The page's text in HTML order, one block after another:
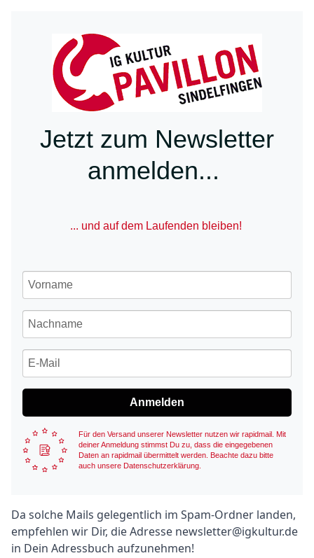
Jetzt zum Newsletter
anmelden...
... und auf dem Laufenden bleiben!
Anmelden
Für den Versand unserer Newsletter nutzen wir rapidmail. Mit
deiner Anmeldung stimmst Du zu, dass die eingegebenen
Daten an rapidmail übermittelt werden. Beachte dazu bitte
auch unsere Datenschutzerklärung.
Text
Da solche Mails gelegentlich im Spam-Ordner landen,
empfehlen wir Dir, die Adresse newsletter@igkultur.de
in Dein Adressbuch aufzunehmen!